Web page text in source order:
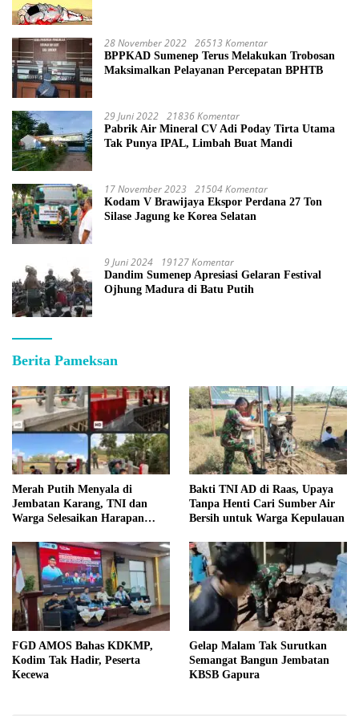
28 November 2022 26513 Komentar
BPPKAD Sumenep Terus Melakukan Trobosan
Maksimalkan Pelayanan Percepatan BPHTB
29 Juni 2022 21836 Komentar
Pabrik Air Mineral CV Adi Poday Tirta Utama
Tak Punya IPAL, Limbah Buat Mandi
17 November 2023 21504 Komentar
Kodam V Brawijaya Ekspor Perdana 27 Ton
Silase Jagung ke Korea Selatan
9 Juni 2024 19127 Komentar
Dandim Sumenep Apresiasi Gelaran Festival
Ojhung Madura di Batu Putih
Berita Pameksan
Merah Putih Menyala di
Jembatan Karang, TNI dan
Warga Selesaikan Harapan
Bakti TNI AD di Raas, Upaya
Tanpa Henti Cari Sumber Air
Bersih untuk Warga Kepulauan
FGD AMOS Bahas KDKMP,
Kodim Tak Hadir, Peserta
Kecewa
Gelap Malam Tak Surutkan
Semangat Bangun Jembatan
KBSB Gapura